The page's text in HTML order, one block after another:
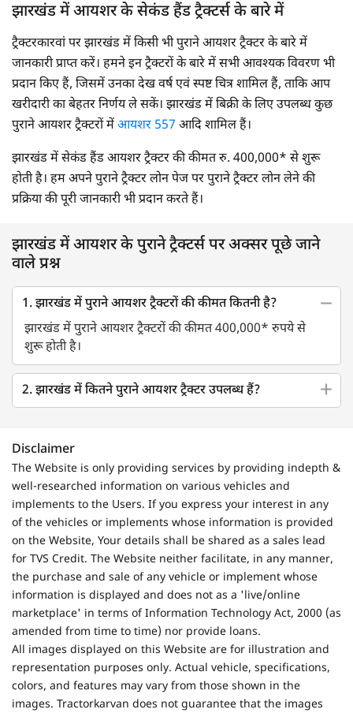
झारखंड में आयशर के सेकंड हैंड ट्रैक्टर्स के बारे में
ट्रैक्टरकारवां पर झारखंड में किसी भी पुराने आयशर ट्रैक्टर के बारे में
जानकारी प्राप्त करें। हमने इन ट्रैक्टरों के बारे में सभी आवश्यक विवरण भी
प्रदान किए हैं, जिसमें उनका देख वर्ष एवं स्पष्ट चित्र शामिल हैं, ताकि आप
खरीदारी का बेहतर निर्णय ले सकें। झारखंड में बिक्री के लिए उपलब्ध कुछ
पुराने आयशर ट्रैक्टरों मेंआयशर 557 आदि शामिल हैं।
झारखंड में सेकंड हैंड आयशर ट्रैक्टर की कीमत रु. 400,000* से शुरू
होती है। हम अपने पुराने ट्रैक्टर लोन पेज पर पुराने ट्रैक्टर लोन लेने की
प्रक्रिया की पूरी जानकारी भी प्रदान करते हैं।
झारखंड में आयशर के पुराने ट्रैक्टर्स पर अक्सर पूछे जाने
वाले प्रश्न
1. झारखंड में पुराने आयशर ट्रैक्टरों की कीमत कितनी है?
झारखंड में पुराने आयशर ट्रैक्टरों की कीमत 400,000* रुपये से
शुरू होती है।
2. झारखंड में कितने पुराने आयशर ट्रैक्टर उपलब्ध हैं?
Disclaimer
The Website is only providing services by providing indepth &
well-researched information on various vehicles and
implements to the Users. If you express your interest in any
of the vehicles or implements whose information is provided
on the Website, Your details shall be shared as a sales lead
for TVS Credit. The Website neither facilitate, in any manner,
the purchase and sale of any vehicle or implement whose
information is displayed and does not as a 'live/online
marketplace' in terms of Information Technology Act, 2000 (as
amended from time to time) nor provide loans.
All images displayed on this Website are for illustration and
representation purposes only. Actual vehicle, specifications,
colors, and features may vary from those shown in the
images. Tractorkarvan does not guarantee that the images